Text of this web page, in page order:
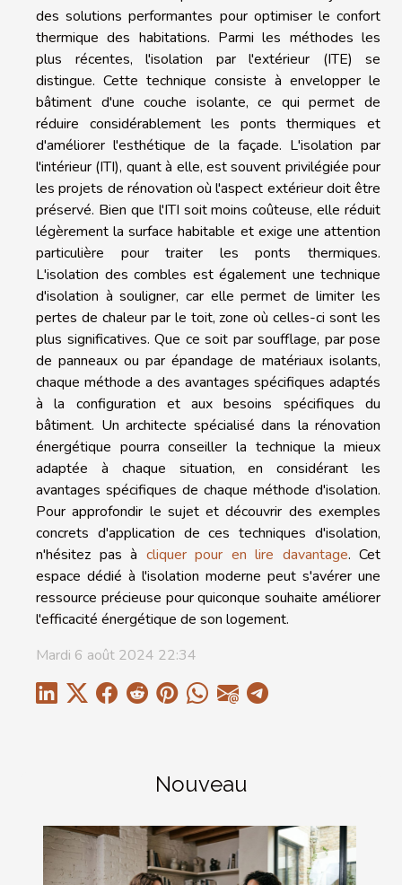
Nouveau
des solutions performantes pour optimiser le confort
thermique des habitations. Parmi les méthodes les
plus récentes, l'isolation par l'extérieur (ITE) se
distingue. Cette technique consiste à envelopper le
bâtiment d'une couche isolante, ce qui permet de
réduire considérablement les ponts thermiques et
d'améliorer l'esthétique de la façade. L'isolation par
l'intérieur (ITI), quant à elle, est souvent privilégiée pour
les projets de rénovation où l'aspect extérieur doit être
préservé. Bien que l'ITI soit moins coûteuse, elle réduit
légèrement la surface habitable et exige une attention
particulière pour traiter les ponts thermiques.
L'isolation des combles est également une technique
d'isolation à souligner, car elle permet de limiter les
pertes de chaleur par le toit, zone où celles-ci sont les
plus significatives. Que ce soit par soufflage, par pose
de panneaux ou par épandage de matériaux isolants,
chaque méthode a des avantages spécifiques adaptés
à la configuration et aux besoins spécifiques du
bâtiment. Un architecte spécialisé dans la rénovation
énergétique pourra conseiller la technique la mieux
adaptée à chaque situation, en considérant les
avantages spécifiques de chaque méthode d'isolation.
Pour approfondir le sujet et découvrir des exemples
concrets d'application de ces techniques d'isolation,
n'hésitez pas à cliquer pour en lire davantage. Cet
espace dédié à l'isolation moderne peut s'avérer une
ressource précieuse pour quiconque souhaite améliorer
l'efficacité énergétique de son logement.
Mardi 6 août 2024 22:34